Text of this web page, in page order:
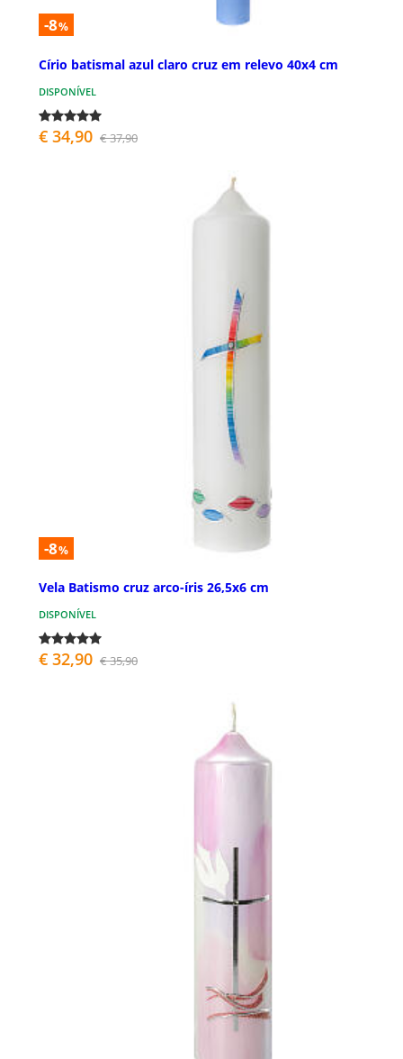
-8%
Círio batismal azul claro cruz em relevo 40x4 cm
DISPONÍVEL
€ 34,90 € 37,90
-8%
Vela Batismo cruz arco-íris 26,5x6 cm
DISPONÍVEL
€ 32,90 € 35,90